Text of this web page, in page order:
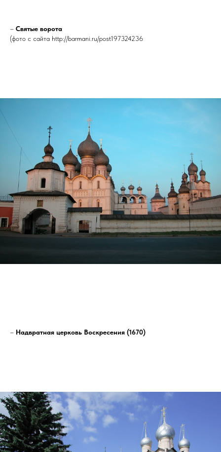
– Святые ворота
(фото с сайта http://barmani.ru/post197324236
– Надвратная церковь Воскресения (1670)